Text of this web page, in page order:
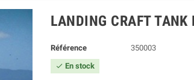
LANDING CRAFT TANK
Référence 350003
 En stock